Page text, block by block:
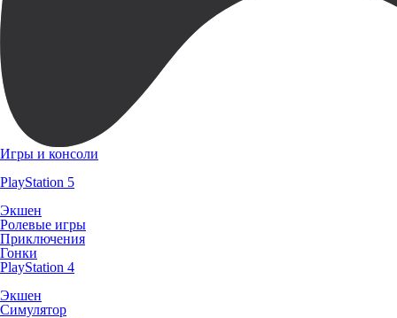
Игры и консоли
PlayStation 5
Экшен
Ролевые игры
Приключения
Гонки
PlayStation 4
Экшен
Симулятор